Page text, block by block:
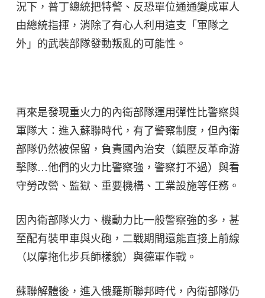
況下，普丁總統把特警、反恐單位通通變成軍人
由總統指揮，消除了有心人利用這支「軍隊之
外」的武裝部隊發動叛亂的可能性。
再來是發現重火力的內衛部隊運用彈性比警察與
軍隊大：進入蘇聯時代，有了警察制度，但內衛
部隊仍然被保留，負責國內治安（鎮壓反革命游
擊隊…他們的火力比警察強，警察打不過）與看
守勞改營、監獄、重要機構、工業設施等任務。
因內衛部隊火力、機動力比一般警察強的多，甚
至配有裝甲車與火砲，二戰期間還能直接上前線
（以摩拖化步兵師樣貌）與德軍作戰。
蘇聯解體後，進入俄羅斯聯邦時代，內衛部隊仍